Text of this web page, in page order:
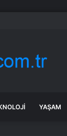
YAŞAM